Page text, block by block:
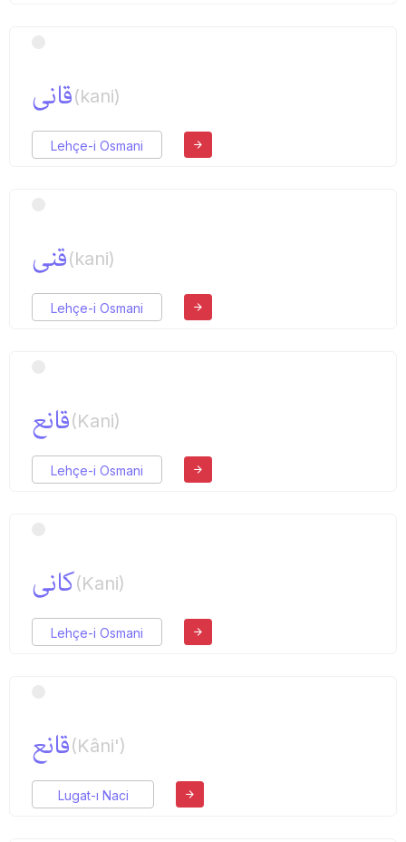
قانی(kani)
Lehçe-i Osmani
قنی(kani)
Lehçe-i Osmani
قانع(Kani)
Lehçe-i Osmani
كانی(Kani)
Lehçe-i Osmani
قانع(Kâni')
Lugat-ı Naci